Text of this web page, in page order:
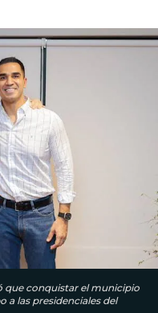
que conquistar el municipio
a las presidenciales del